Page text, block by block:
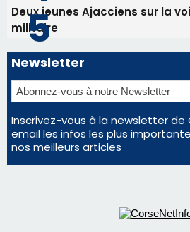
Deux jeunes Ajacciens sur la
militaire
Newsletter
Inscrivez-vous à la newsletter de
email les infos les plus
nos meilleurs articles